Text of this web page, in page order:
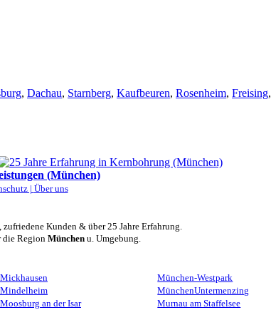
, Dachau, Starnberg, Kaufbeuren, Rosenheim, Freising,
(München)
| Über uns
zufriedene Kunden & über 25 Jahre Erfahrung.
die Region München u. Umgebung.
Mickhausen
Mindelheim
Moosburg an der Isar
München-Westpark
MünchenUntermenzing
Murnau am Staffelsee